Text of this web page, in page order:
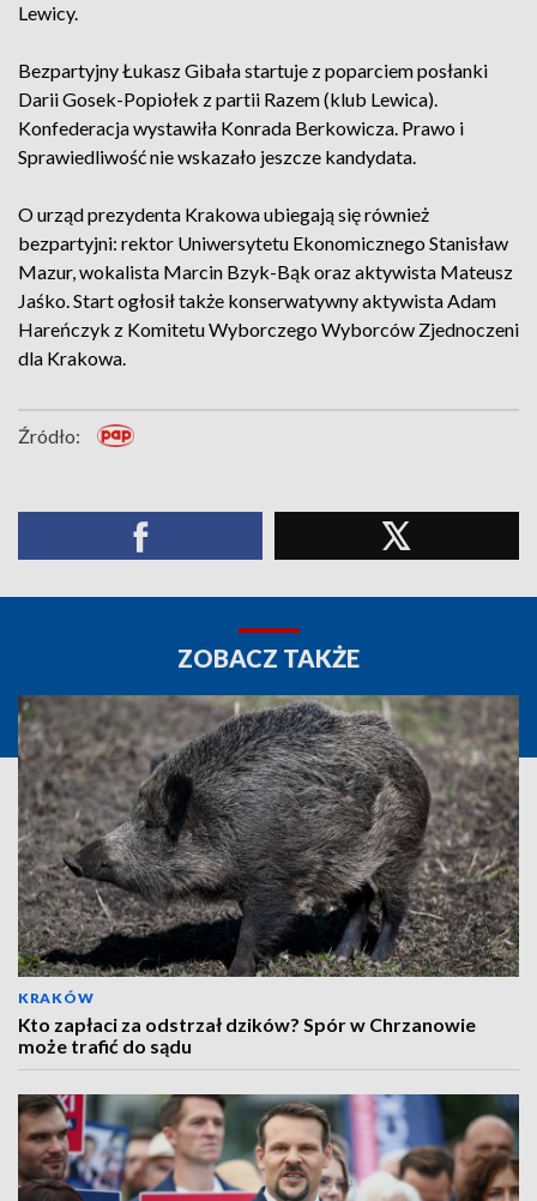
Lewicy.
Bezpartyjny Łukasz Gibała startuje z poparciem posłanki
Darii Gosek-Popiołek z partii Razem (klub Lewica).
Konfederacja wystawiła Konrada Berkowicza. Prawo i
Sprawiedliwość nie wskazało jeszcze kandydata.
O urząd prezydenta Krakowa ubiegają się również
bezpartyjni: rektor Uniwersytetu Ekonomicznego Stanisław
Mazur, wokalista Marcin Bzyk-Bąk oraz aktywista Mateusz
Jaśko. Start ogłosił także konserwatywny aktywista Adam
Hareńczyk z Komitetu Wyborczego Wyborców Zjednoczeni
dla Krakowa.
Źródło:
ZOBACZ TAKŻE
KRAKÓW
Kto zapłaci za odstrzał dzików? Spór w Chrzanowie
może trafić do sądu